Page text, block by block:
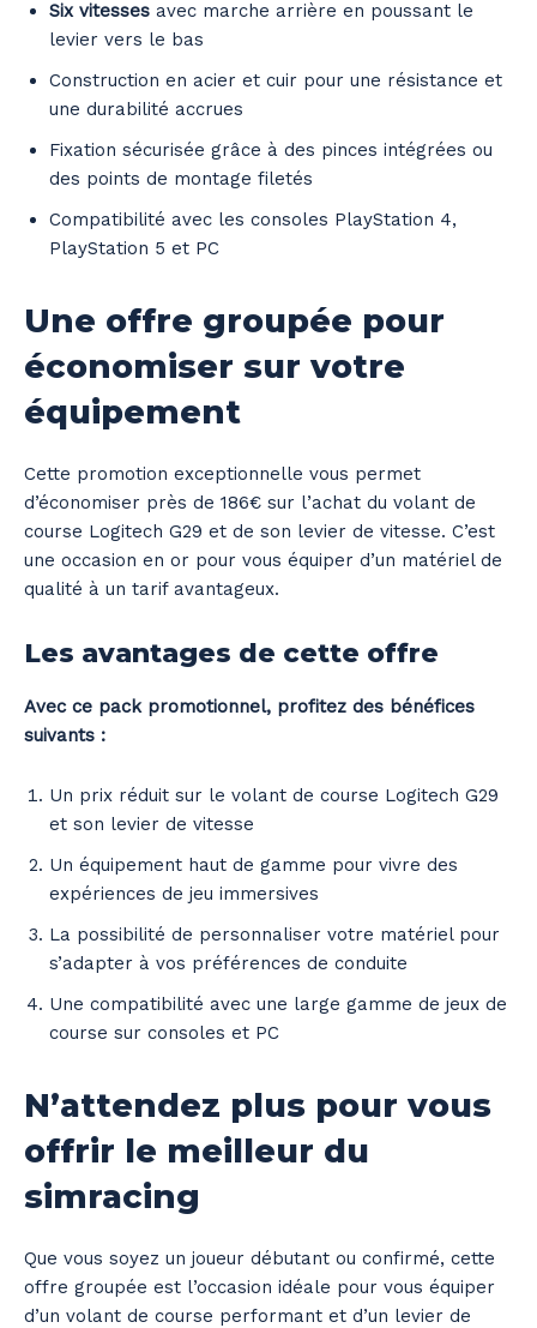
Six vitesses avec marche arrière en poussant le
levier vers le bas
Construction en acier et cuir pour une résistance et
une durabilité accrues
Fixation sécurisée grâce à des pinces intégrées ou
des points de montage filetés
Compatibilité avec les consoles PlayStation 4,
PlayStation 5 et PC
Une offre groupée pour
économiser sur votre
équipement
Cette promotion exceptionnelle vous permet
d’économiser près de 186€ sur l’achat du volant de
course Logitech G29 et de son levier de vitesse. C’est
une occasion en or pour vous équiper d’un matériel de
qualité à un tarif avantageux.
Les avantages de cette offre
Avec ce pack promotionnel, profitez des bénéfices
suivants :
Un prix réduit sur le volant de course Logitech G29
et son levier de vitesse
Un équipement haut de gamme pour vivre des
expériences de jeu immersives
La possibilité de personnaliser votre matériel pour
s’adapter à vos préférences de conduite
Une compatibilité avec une large gamme de jeux de
course sur consoles et PC
N’attendez plus pour vous
offrir le meilleur du
simracing
Que vous soyez un joueur débutant ou confirmé, cette
offre groupée est l’occasion idéale pour vous équiper
d’un volant de course performant et d’un levier de